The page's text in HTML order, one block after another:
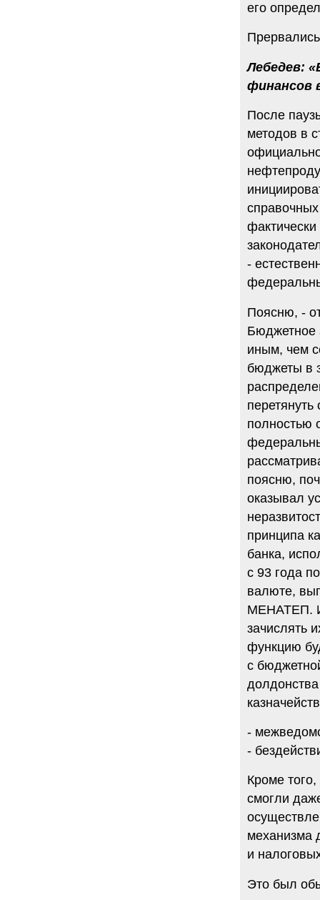
его
Лебедев:
финансов
После
методов в
-
Поясню, -
Бюджетное
иным, чем
бюджеты в
полностью
поясню,
оказывал
принципа
банка,
с 93 года
валюте,
МЕНАТЕП. И
зачислять
функцию
с
-
-
Кроме
смогли
механизма
и
Это был